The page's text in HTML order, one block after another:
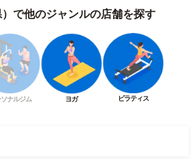
で他のジャンルの店舗を探す
ナルジム ヨガ ピラティス